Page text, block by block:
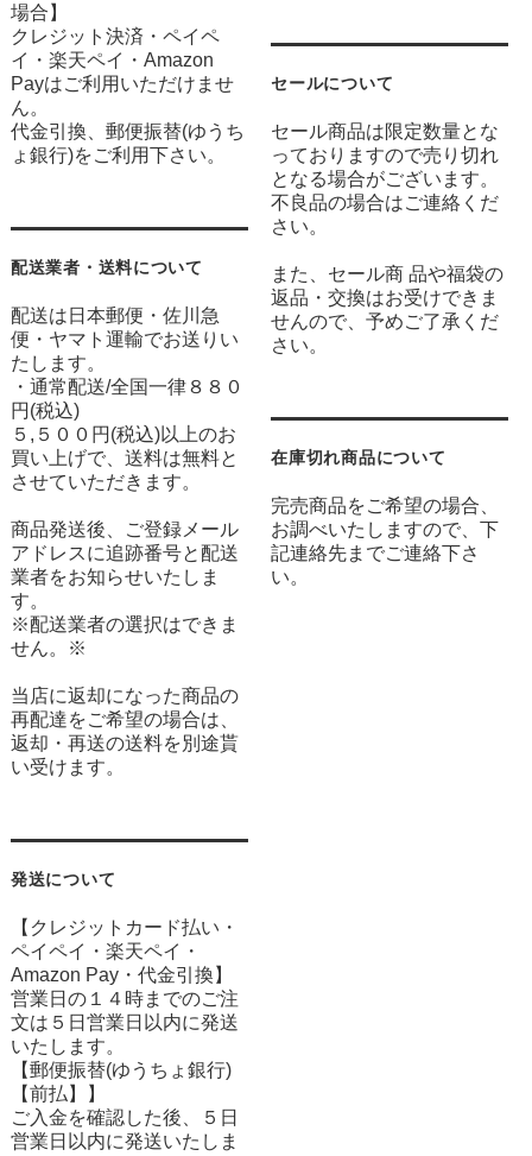
場合】
クレジット決済・ペイペ
イ・楽天ペイ・Amazon
Payはご利用いただけませ
ん。
代金引換、郵便振替(ゆうち
ょ銀行)をご利用下さい。
配送業者・送料について
配送は日本郵便・佐川急
便・ヤマト運輸でお送りい
たします。
・通常配送/全国一律８８０
円(税込)
５,５００円(税込)以上のお
買い上げで、送料は無料と
させていただきます。
商品発送後、ご登録メール
アドレスに追跡番号と配送
業者をお知らせいたしま
す。
※配送業者の選択はできま
せん。※
当店に返却になった商品の
再配達をご希望の場合は、
返却・再送の送料を別途貰
い受けます。
発送について
【クレジットカード払い・
ペイペイ・楽天ペイ・
Amazon Pay・ 代金引換】
営業日の１４時までのご注
文は５日営業日以内に発送
いたします。
【郵便振替(ゆうちょ銀行)
【前払】】
ご入金を確認した後、５日
営業日以内に発送いたしま
セールについて
セール商品は限定数量とな
っておりますので売り切れ
となる場合がございます。
不良品の場合はご連絡くだ
さい。
また、セール商 品や福袋の
返品・交換はお受けできま
せんので、予めご了承くだ
さい。
在庫切れ商品について
完売商品をご希望の場合、
お調べいたしますので、下
記連絡先までご連絡下さ
い。